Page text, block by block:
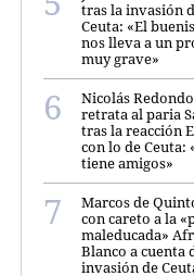
tras la invasión
Ceuta: «El
nos lleva a un
muy grave»
Nicolás Redondo
retrata al paria
tras la reacción
con lo de Ceuta:
tiene amigos»
Marcos de
con careto a la
maleducada»
Blanco a cuenta
invasión de